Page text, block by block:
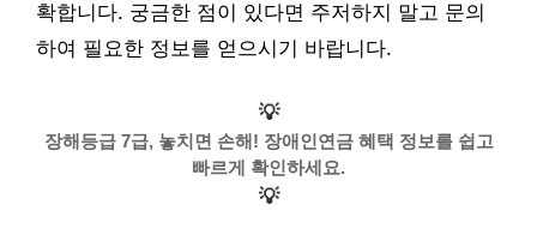
확합니다. 궁금한 점이 있다면 주저하지 말고 문의
하여 필요한 정보를 얻으시기 바랍니다.
💡
장해등급 7급, 놓치면 손해! 장애인연금 혜택 정보를 쉽고
빠르게 확인하세요.
💡